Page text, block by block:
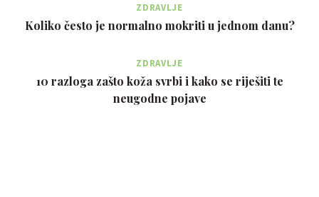
ZDRAVLJE
Koliko često je normalno mokriti u jednom danu?
ZDRAVLJE
10 razloga zašto koža svrbi i kako se riješiti te
neugodne pojave